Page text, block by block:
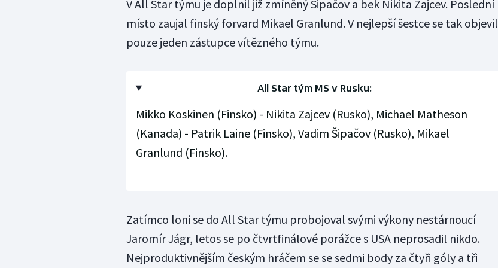
V All Star týmu je doplnil již zmíněný Šipačov a bek Nikita Zajcev. Poslední
místo zaujal finský forvard Mikael Granlund. V nejlepší šestce se tak objevil
pouze jeden zástupce vítězného týmu.
All Star tým MS v Rusku:
Mikko Koskinen (Finsko) - Nikita Zajcev (Rusko), Michael Matheson
(Kanada) - Patrik Laine (Finsko), Vadim Šipačov (Rusko), Mikael
Granlund (Finsko).
Zatímco loni se do All Star týmu probojoval svými výkony nestárnoucí
Jaromír Jágr, letos se po čtvrtfinálové porážce s USA neprosadil nikdo.
Nejproduktivnějším českým hráčem se se sedmi body za čtyři góly a tři